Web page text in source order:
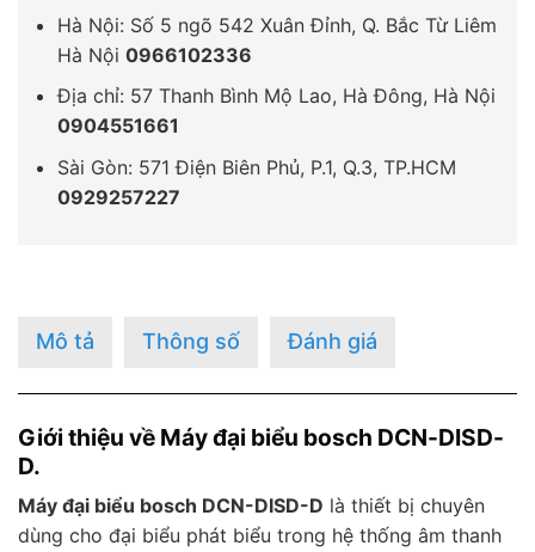
Hà Nội: Số 5 ngõ 542 Xuân Đỉnh, Q. Bắc Từ Liêm
Hà Nội 0966102336
Địa chỉ: 57 Thanh Bình Mộ Lao, Hà Đông, Hà Nội
0904551661
Sài Gòn: 571 Điện Biên Phủ, P.1, Q.3, TP.HCM
0929257227
Mô tả Thông số Đánh giá
Giới thiệu về Máy đại biểu bosch DCN-DISD-
D.
Máy đại biểu bosch DCN-DISD-D là thiết bị chuyên
dùng cho đại biểu phát biểu trong hệ thống âm thanh